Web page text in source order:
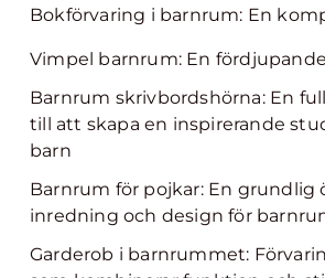
Bokförvaring i barnrum: En
Vimpel barnrum: En
Barnrum skrivbordshörna: En
till att skapa en inspirerande
barn
Barnrum för pojkar: En grundlig
inredning och design för
Garderob i barnrummet: